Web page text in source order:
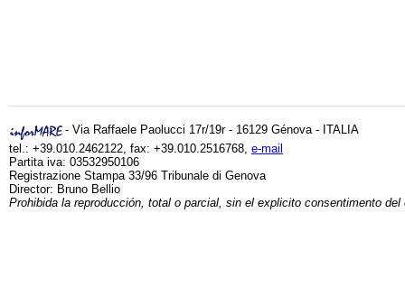
- Via Raffaele Paolucci 17r/19r - 16129 Génova - ITALIA
tel.: +39.010.2462122, fax: +39.010.2516768, e-mail
Partita iva: 03532950106
Registrazione Stampa 33/96 Tribunale di Genova
Director: Bruno Bellio
Prohibida la reproducción, total o parcial, sin el explicito consentimento del